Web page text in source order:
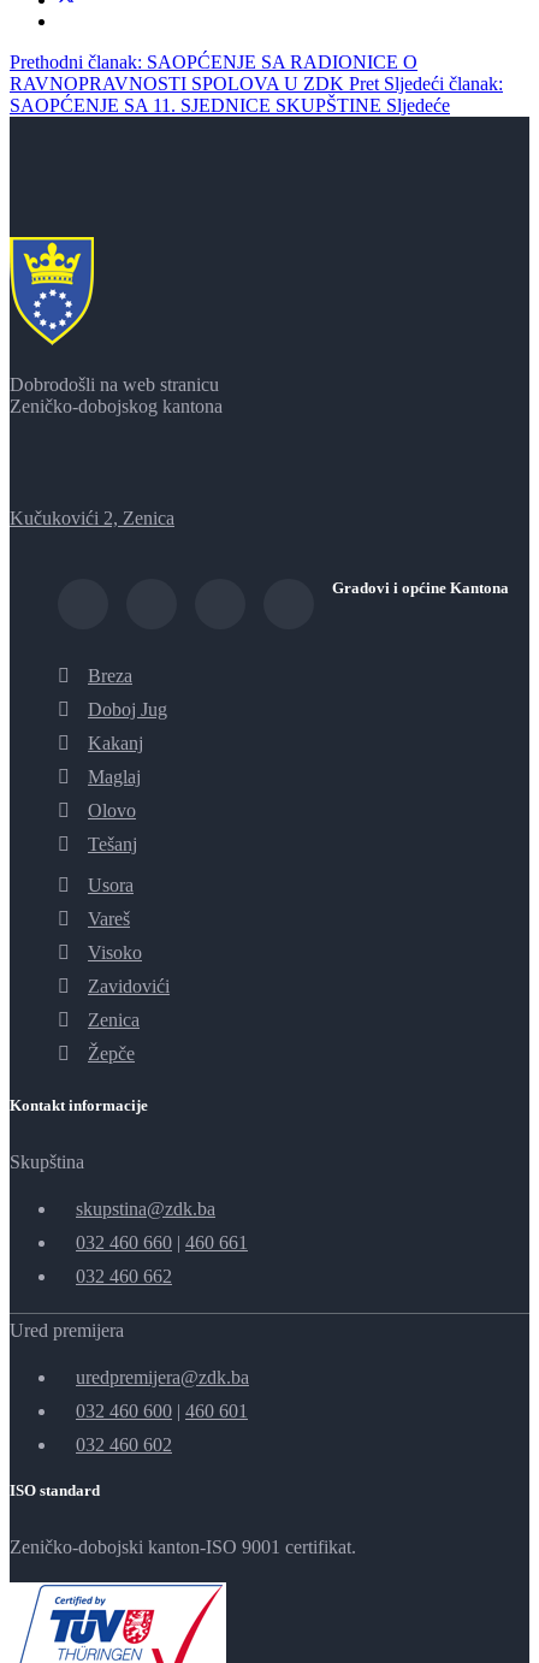
Prethodni članak: SAOPĆENJE SA RADIONICE O
RAVNOPRAVNOSTI SPOLOVA U ZDK Pret Sljedeći članak:
SAOPĆENJE SA 11. SJEDNICE SKUPŠTINE Sljedeće
Dobrodošli na web stranicu
Zeničko-dobojskog kantona
Kučukovići 2, Zenica
Gradovi i općine Kantona
Breza
Doboj Jug
Kakanj
Maglaj
Olovo
Tešanj
Usora
Vareš
Visoko
Zavidovići
Zenica
Žepče
Kontakt informacije
Skupština
skupstina@zdk.ba
032 460 660 | 460 661
032 460 662
Ured premijera
uredpremijera@zdk.ba
032 460 600 | 460 601
032 460 602
ISO standard
Zeničko-dobojski kanton-ISO 9001 certifikat.